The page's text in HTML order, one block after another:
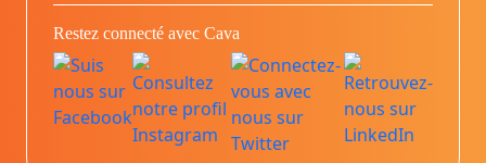
Restez connecté avec Cava